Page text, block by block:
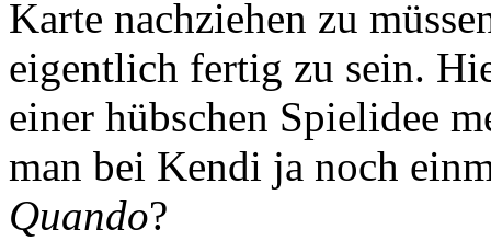
Karte nachziehen zu
eigentlich fertig zu sein.
einer hübschen Spielidee
man bei Kendi ja noch
Quando?